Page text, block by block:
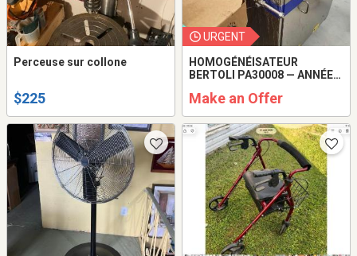
Perceuse sur collone
$225
URGENT
HOMOGÉNÉISATEUR
BERTOLI PA30008 — ANNÉE
Make an Offer